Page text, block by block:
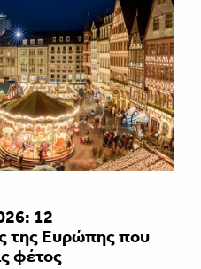
12
της Ευρώπης που
φέτος